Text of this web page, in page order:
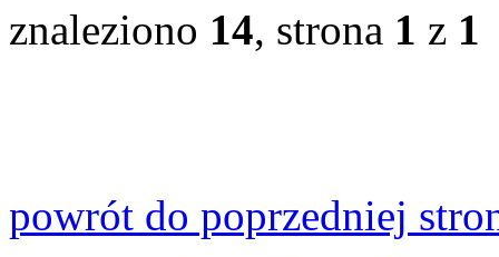
znaleziono 14, strona 1 z 1
powrót do poprzedniej